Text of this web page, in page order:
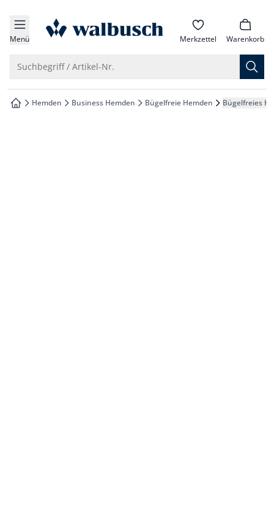
springen
springen
springen
springen
Menü zur Startseite Merkzettel Warenkorb
Suchbegriff / Artikel-Nr.
zur Startseite
Hemden Business Hemden Bügelfreie Hemden Bügelfreies